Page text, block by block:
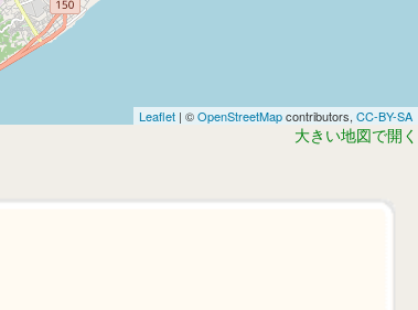
Leaflet | ©OpenStreetMapcontributors, CC-BY-SA
大きい地図で開く